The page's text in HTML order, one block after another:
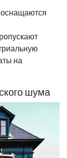
на
шума